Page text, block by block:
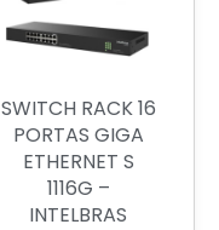
SWITCH RACK 16
PORTAS GIGA
ETHERNET S
1116G –
INTELBRAS